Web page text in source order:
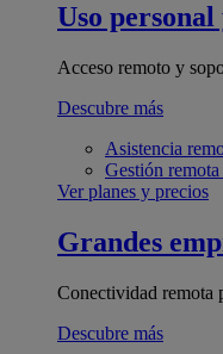
Uso personal
Acceso remoto y
Descubre más
Asistencia
Gestión remota
Ver planes y precios
Grandes
Conectividad remota
Descubre más